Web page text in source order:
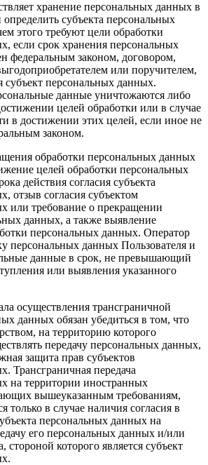
хранение персональных данных в
субъекта персональных
этого требуют цели обработки
если срок хранения персональных
федеральным законом, договором,
или поручителем,
субъект персональных данных.
данные уничтожаются либо
целей обработки или в случае
в достижении этих целей, если иное не
законом.
обработки персональных данных
целей обработки персональных
действия согласия субъекта
отзыв согласия субъектом
или требование о прекращении
данных, а также выявление
персональных данных. Оператор
персональных данных Пользователя и
данные в срок, не превышающий
или выявления указанного
осуществления трансграничной
данных обязан убедиться в том, что
на территорию которого
передачу персональных данных,
защита прав субъектов
Трансграничная передача
на территории иностранных
вышеуказанным требованиям,
только в случае наличия согласия в
персональных данных на
его персональных данных и/или
стороной которого является субъект